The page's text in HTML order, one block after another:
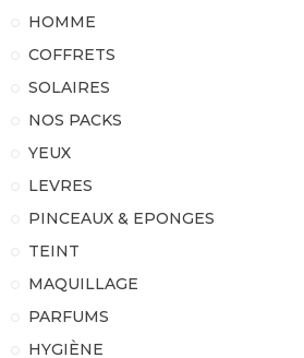
HOMME
COFFRETS
SOLAIRES
NOS PACKS
YEUX
LEVRES
PINCEAUX & EPONGES
TEINT
MAQUILLAGE
PARFUMS
HYGIÈNE